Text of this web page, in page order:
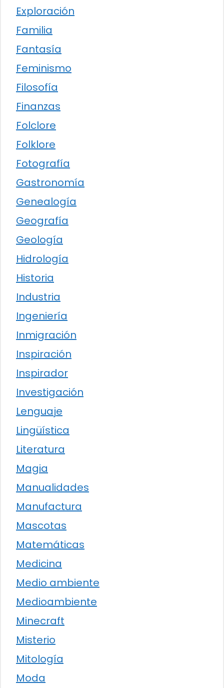
Exploración
Familia
Fantasía
Feminismo
Filosofía
Finanzas
Folclore
Folklore
Fotografía
Gastronomía
Genealogía
Geografía
Geología
Hidrología
Historia
Industria
Ingeniería
Inmigración
Inspiración
Inspirador
Investigación
Lenguaje
Lingüística
Literatura
Magia
Manualidades
Manufactura
Mascotas
Matemáticas
Medicina
Medio ambiente
Medioambiente
Minecraft
Misterio
Mitología
Moda